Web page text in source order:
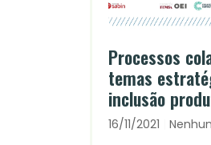
Processos
temas
inclusão
16/11/2021